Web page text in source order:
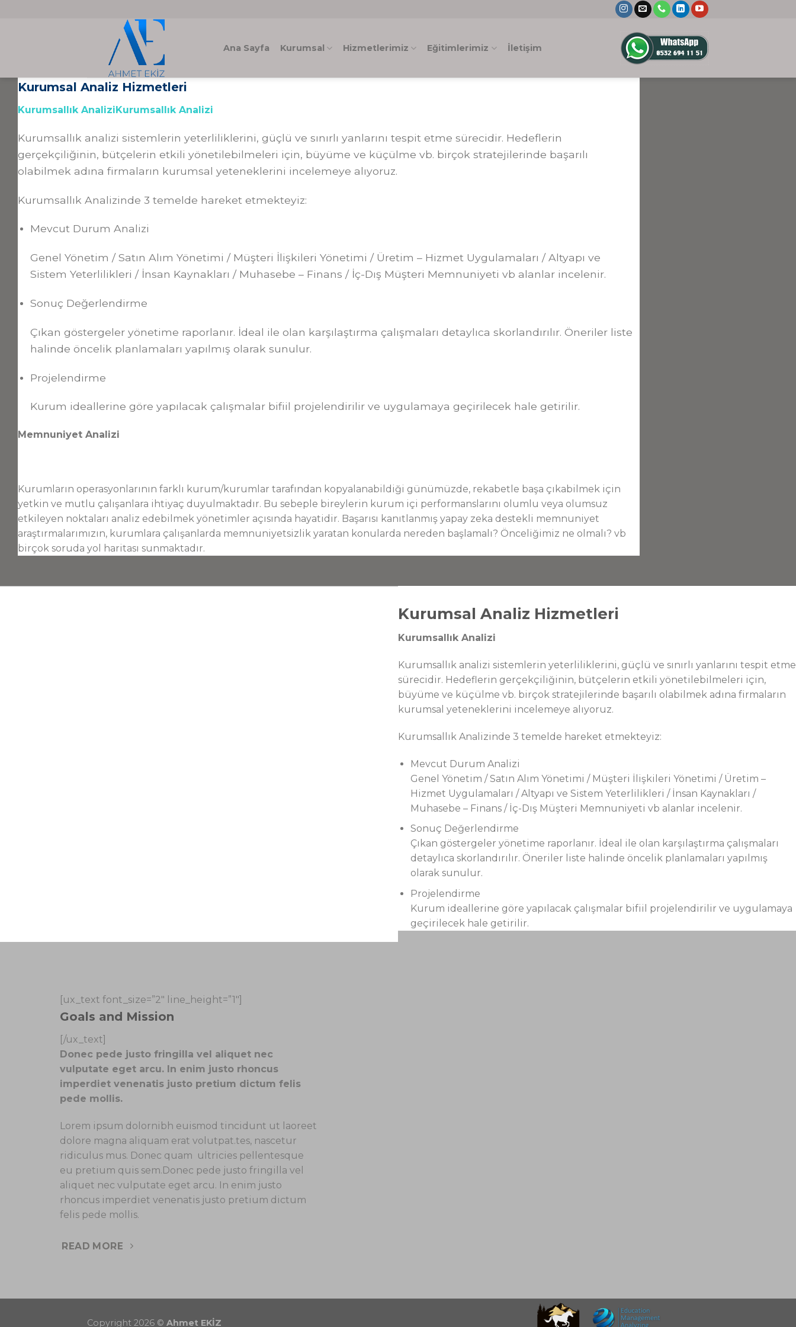
Ana Sayfa Kurumsal Hizmetlerimiz Eğitimlerimiz İletişim
Kurumsal Analiz Hizmetleri
Kurumsallık AnaliziKurumsallık Analizi
Kurumsallık analizi sistemlerin yeterliliklerini, güçlü ve sınırlı yanlarını tespit etme sürecidir. Hedeflerin
gerçekçiliğinin, bütçelerin etkili yönetilebilmeleri için, büyüme ve küçülme vb. birçok stratejilerinde başarılı
olabilmek adına firmaların kurumsal yeteneklerini incelemeye alıyoruz.
Kurumsallık Analizinde 3 temelde hareket etmekteyiz:
Mevcut Durum Analizi
Genel Yönetim / Satın Alım Yönetimi / Müşteri İlişkileri Yönetimi / Üretim – Hizmet Uygulamaları / Altyapı ve
Sistem Yeterlilikleri / İnsan Kaynakları / Muhasebe – Finans / İç-Dış Müşteri Memnuniyeti vb alanlar incelenir.
Sonuç Değerlendirme
Çıkan göstergeler yönetime raporlanır. İdeal ile olan karşılaştırma çalışmaları detaylıca skorlandırılır. Öneriler liste
halinde öncelik planlamaları yapılmış olarak sunulur.
Projelendirme
Kurum ideallerine göre yapılacak çalışmalar bifiil projelendirilir ve uygulamaya geçirilecek hale getirilir.
Memnuniyet Analizi
Kurumların operasyonlarının farklı kurum/kurumlar tarafından kopyalanabildiği günümüzde, rekabetle başa çıkabilmek için
yetkin ve mutlu çalışanlara ihtiyaç duyulmaktadır. Bu sebeple bireylerin kurum içi performanslarını olumlu veya olumsuz
etkileyen noktaları analiz edebilmek yönetimler açısında hayatidir. Başarısı kanıtlanmış yapay zeka destekli memnuniyet
araştırmalarımızın, kurumlara çalışanlarda memnuniyetsizlik yaratan konularda nereden başlamalı? Önceliğimiz ne olmalı? vb
birçok soruda yol haritası sunmaktadır.
Kurumsal Analiz Hizmetleri
Kurumsallık Analizi
Kurumsallık analizi sistemlerin yeterliliklerini, güçlü ve sınırlı yanlarını tespit etme
sürecidir. Hedeflerin gerçekçiliğinin, bütçelerin etkili yönetilebilmeleri için,
büyüme ve küçülme vb. birçok stratejilerinde başarılı olabilmek adına firmaların
kurumsal yeteneklerini incelemeye alıyoruz.
Kurumsallık Analizinde 3 temelde hareket etmekteyiz:
Mevcut Durum Analizi
Genel Yönetim / Satın Alım Yönetimi / Müşteri İlişkileri Yönetimi / Üretim –
Hizmet Uygulamaları / Altyapı ve Sistem Yeterlilikleri / İnsan Kaynakları /
Muhasebe – Finans / İç-Dış Müşteri Memnuniyeti vb alanlar incelenir.
Sonuç Değerlendirme
Çıkan göstergeler yönetime raporlanır. İdeal ile olan karşılaştırma çalışmaları
detaylıca skorlandırılır. Öneriler liste halinde öncelik planlamaları yapılmış
olarak sunulur.
Projelendirme
Kurum ideallerine göre yapılacak çalışmalar bifiil projelendirilir ve uygulamaya
geçirilecek hale getirilir.
[ux_text font_size=”2″ line_height=”1″]
Goals and Mission
[/ux_text]
Donec pede justo fringilla vel aliquet nec
vulputate eget arcu. In enim justo rhoncus
imperdiet venenatis justo pretium dictum felis
pede mollis.
Lorem ipsum dolornibh euismod tincidunt ut laoreet
dolore magna aliquam erat volutpat.tes, nascetur
ridiculus mus. Donec quam ultricies pellentesque
eu pretium quis sem.Donec pede justo fringilla vel
aliquet nec vulputate eget arcu. In enim justo
rhoncus imperdiet venenatis justo pretium dictum
felis pede mollis.
READ MORE
Copyright 2026 © Ahmet EKİZ